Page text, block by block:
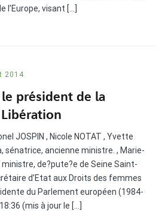
l’Europe, visant […]
2014
président de la
JOSPIN , Nicole NOTAT , Yvette
sénatrice, ancienne ministre. , Marie-
de?pute?e de Seine Saint­
d’Etat aux Droits des femmes
du Parlement européen (1984-
(mis à jour le […]